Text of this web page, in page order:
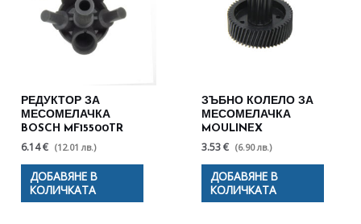
РЕДУКТОР ЗА
МЕСОМЕЛАЧКА
BOSCH MF15500TR
6.14 € (12.01 лв.)
ДОБАВЯНЕ В
КОЛИЧКАТА
ЗЪБНО КОЛЕЛО ЗА
МЕСОМЕЛАЧКА
MOULINEX
3.53 € (6.90 лв.)
ДОБАВЯНЕ В
КОЛИЧКАТА